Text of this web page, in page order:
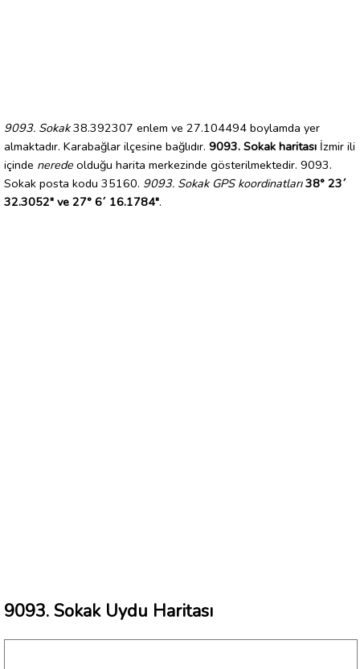
9093. Sokak38.392307 enlem ve 27.104494 boylamda yer
almaktadır. Karabağlar ilçesine bağlıdır. 9093. Sokak haritası İzmir ili
içinde nerede olduğu harita merkezinde gösterilmektedir. 9093.
Sokak posta kodu 35160. 9093. Sokak GPS koordinatları 38° 23´
32.3052" ve 27° 6´ 16.1784".
9093. Sokak Uydu Haritası